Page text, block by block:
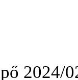
2024/